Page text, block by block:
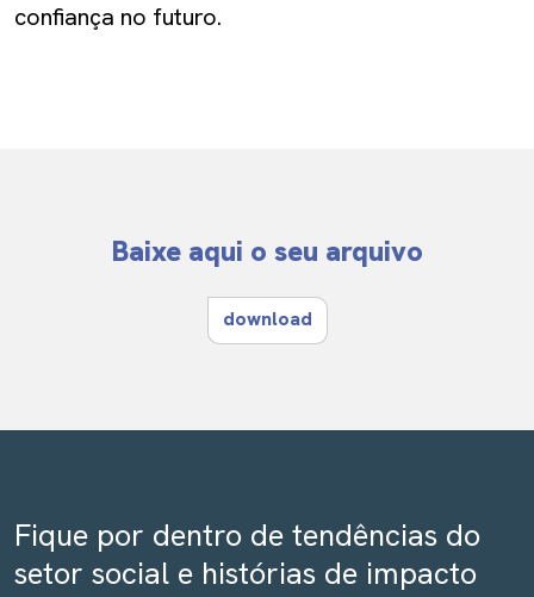
confiança no futuro.
Baixe aqui o seu arquivo
download
Fique por dentro de tendências do
setor social e histórias de impacto